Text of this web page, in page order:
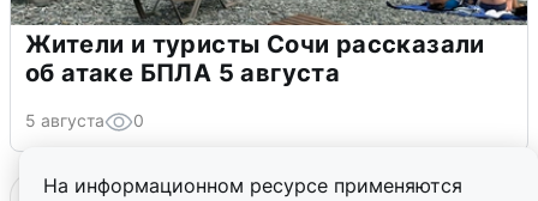
На информационном ресурсе применяются
Жители и туристы Сочи рассказали
об атаке БПЛА 5 августа
5 августа 0